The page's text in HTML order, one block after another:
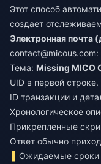
Этот способ
создает
Электронная почта
contact@micous.com:
Тема: Missing MICO
UID в первой строке.
ID транзакции и
Хронологическое
Прикрепленные
Ответ обычно
Ожидаемые сроки